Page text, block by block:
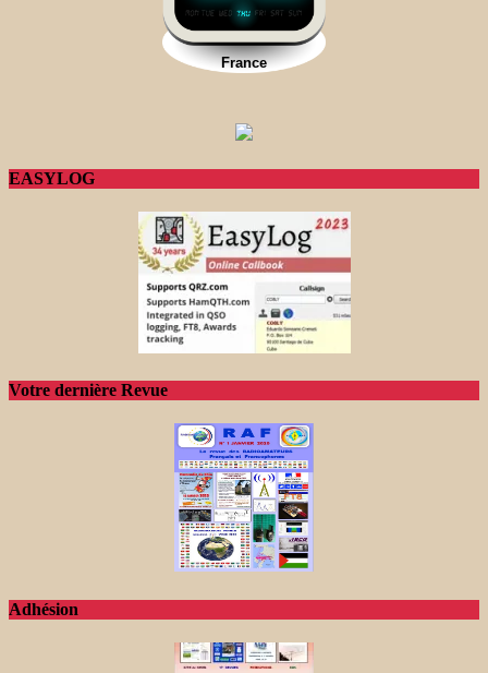
EASYLOG
Votre dernière Revue
Adhésion